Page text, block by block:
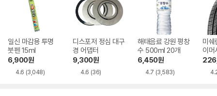
일신 마감용 투명
붓펜 15ml
6,900원
4.6 (3,048)
디스포저 정심 대구
경 어댑터
9,300원
4.6 (36)
해태음료 강원 평창
수 500ml 20개
6,450원
4.7 (3,583)
미쉐
이
5/